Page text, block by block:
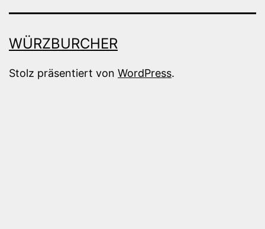
WÜRZBURCHER
Stolz präsentiert von WordPress.